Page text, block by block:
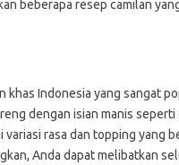
beberapa resep camilan
khas Indonesia yang sangat
dengan isian manis
variasi rasa dan topping yang
Anda dapat melibatkan